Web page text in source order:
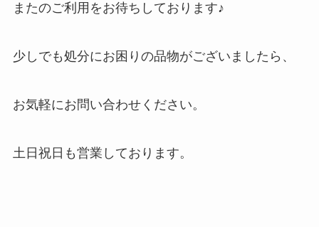
またのご利用をお待ちしております♪
少しでも処分にお困りの品物がございましたら、
お気軽にお問い合わせください。
土日祝日も営業しております。